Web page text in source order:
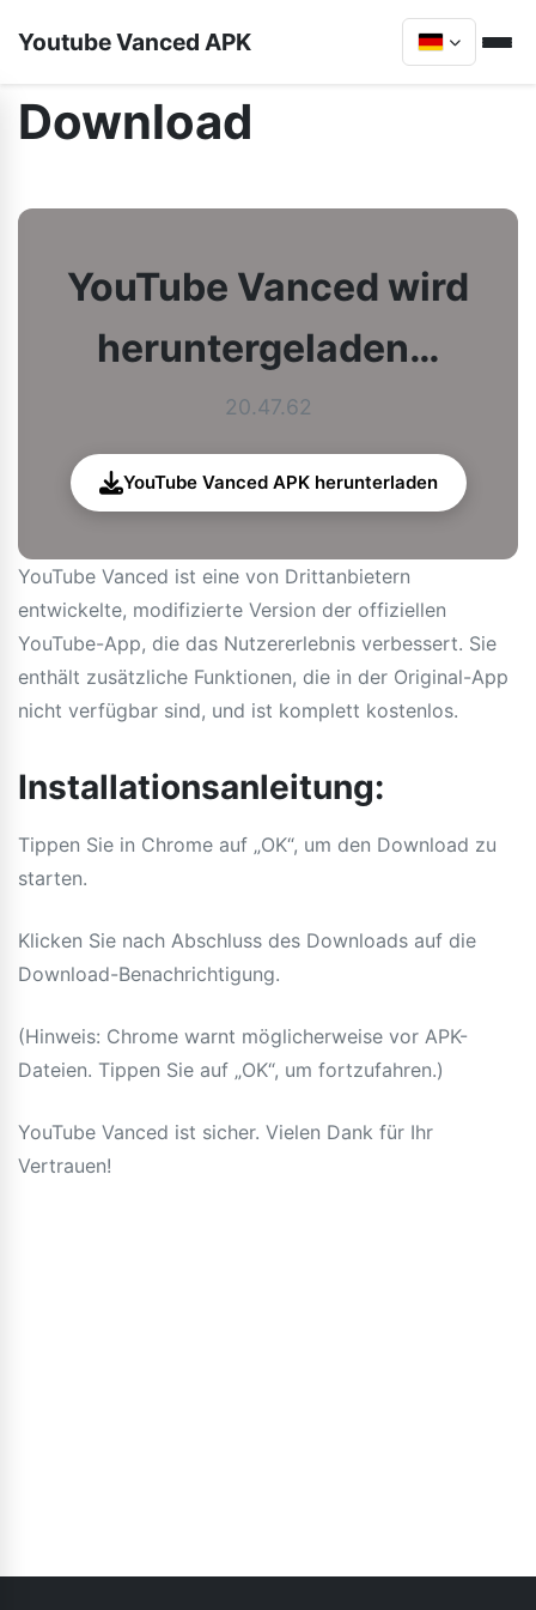
Youtube Vanced APK
Download
YouTube Vanced wird
heruntergeladen…
20.47.62
YouTube Vanced APK herunterladen
YouTube Vanced ist eine von Drittanbietern
entwickelte, modifizierte Version der offiziellen
YouTube-App, die das Nutzererlebnis verbessert. Sie
enthält zusätzliche Funktionen, die in der Original-App
nicht verfügbar sind, und ist komplett kostenlos.
Installationsanleitung:
Tippen Sie in Chrome auf „OK“, um den Download zu
starten.
Klicken Sie nach Abschluss des Downloads auf die
Download-Benachrichtigung.
(Hinweis: Chrome warnt möglicherweise vor APK-
Dateien. Tippen Sie auf „OK“, um fortzufahren.)
YouTube Vanced ist sicher. Vielen Dank für Ihr
Vertrauen!